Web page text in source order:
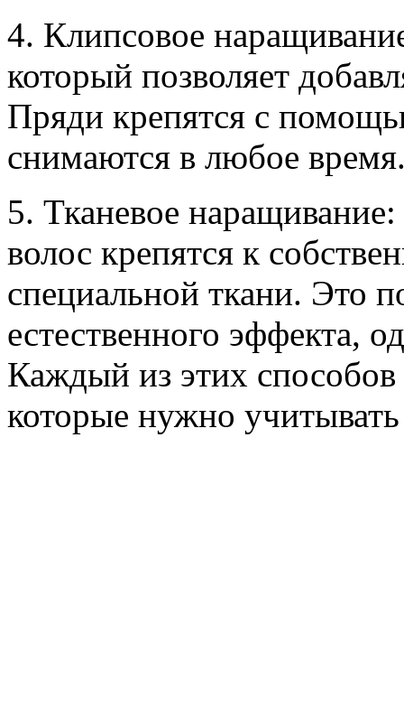
4. Клипсовое
который позволяет
Пряди крепятся с
снимаются в любое
5. Тканевое
волос крепятся к
специальной ткани. Это
естественного эффекта,
Каждый из этих
которые нужно